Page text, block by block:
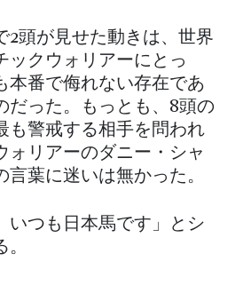
2頭が見せた動きは、世界
ックウォリアーにとっ
本番で侮れない存在であ
だった。もっとも、8頭の
も警戒する相手を問われ
ォリアーのダニー・シャ
言葉に迷いは無かった。
いつも日本馬です」とシ